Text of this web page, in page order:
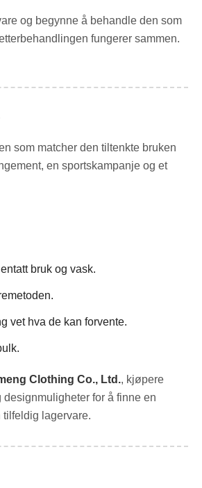
og begynne å behandle den som
fungerer sammen.
som matcher den tiltenkte bruken
en sportskampanje og et
bruk og vask.
vet hva de kan forvente.
Clothing Co., Ltd., kjøpere
for å finne en
tilfeldig lagervare.